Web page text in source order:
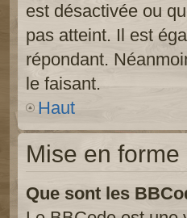
est désactivée ou
pas atteint. Il est
répondant.
le faisant.
Haut
Mise en
Que sont les